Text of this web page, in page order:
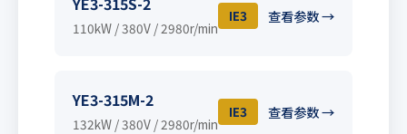
110kW / 380V / 2980r/min
IE3 查看参数 →
YE3-315M-2
132kW / 380V / 2980r/min
IE3 查看参数 →